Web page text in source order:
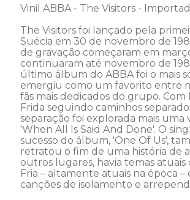
Vinil ABBA - The Visitors -
The Visitors foi lançado pela
Suécia em 30 de novembro de
de gravação começaram em
continuaram até novembro de
último álbum do ABBA foi o mais
emergiu como um favorito entre
fãs mais dedicados do grupo. Com
Frida seguindo caminhos
separação foi explorada mais uma
'When All Is Said And Done'. O
sucesso do álbum, 'One Of Us',
retratou o fim de uma história de
outros lugares, havia temas atuais
Fria – altamente atuais na época –
canções de isolamento e